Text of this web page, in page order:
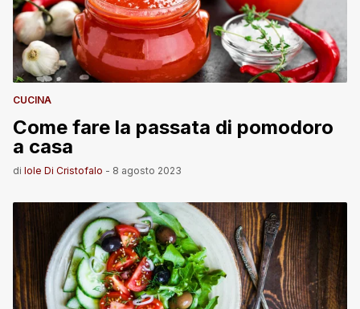
CUCINA
Come fare la passata di pomodoro
a casa
di Iole Di Cristofalo - 8 agosto 2023